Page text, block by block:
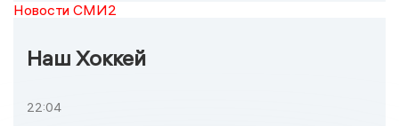
Новости СМИ2
Наш Хоккей
22:04